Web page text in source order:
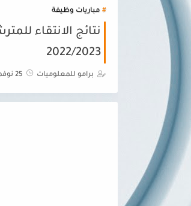
مباريات وظيفة
نتائج الانتقاء
2022/2023
برامو للمعلوميات 25 نوفمبر 2022